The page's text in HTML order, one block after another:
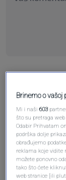
Brinemo o vašoj
Mi i naši603
što su pretraga
Odabir Prihvatam
podrška dolje
obrađujemo
reklama koje vidite
možete ponovno
tako što ćete
web stranice [ili